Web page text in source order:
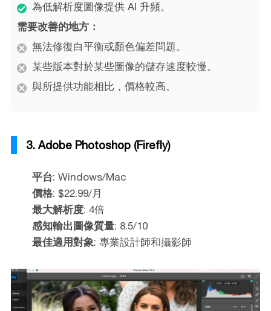
為低解析度圖像提供 AI 升頻。
需要改善的地方：
無法修復白平衡或顏色偏差問題。
某些版本對於某些圖像的儲存速度較慢。
與所提供功能相比，價格較高。
3. Adobe Photoshop (Firefly)
平台: Windows/Mac
價格: $22.99/月
最大解析度: 4倍
感知輸出圖像質量: 8.5/10
最佳適用對象: 專業設計師和攝影師